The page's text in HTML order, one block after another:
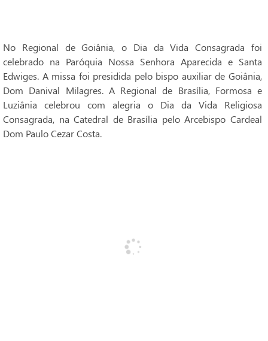
No Regional de Goiânia, o Dia da Vida Consagrada foi
celebrado na Paróquia Nossa Senhora Aparecida e Santa
Edwiges. A missa foi presidida pelo bispo auxiliar de Goiânia,
Dom Danival Milagres. A Regional de Brasília, Formosa e
Luziânia celebrou com alegria o Dia da Vida Religiosa
Consagrada, na Catedral de Brasília pelo Arcebispo Cardeal
Dom Paulo Cezar Costa.